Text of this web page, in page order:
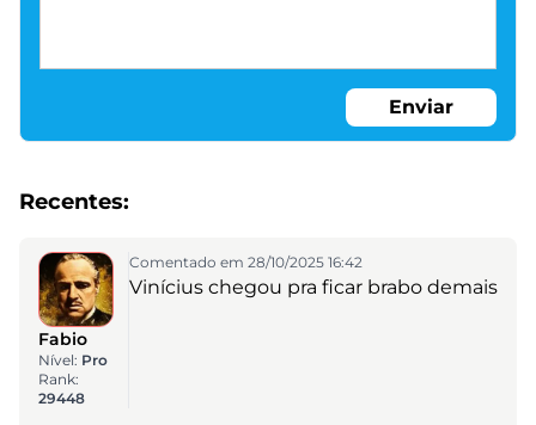
Enviar
Recentes:
Fabio
Nível: Pro
Rank:
29448
Comentado em 28/10/2025 16:42
Vinícius chegou pra ficar brabo demais